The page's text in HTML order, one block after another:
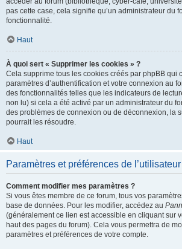
pas cette case, cela signifie qu’un administrateur du
fonctionnalité.
Haut
À quoi sert « Supprimer les cookies » ?
Cela supprime tous les cookies créés par phpBB qui
paramètres d’authentification et votre connexion au
des fonctionnalités telles que les indicateurs de
non lu) si cela a été activé par un administrateur du
des problèmes de connexion ou de déconnexion, la
pourrait les résoudre.
Haut
Paramètres et préférences de l’utilisateur
Comment modifier mes paramètres ?
Si vous êtes membre de ce forum, tous vos
base de données. Pour les modifier, accédez au
(généralement ce lien est accessible en cliquant sur
haut des pages du forum). Cela vous permettra de
paramètres et préférences de votre compte.